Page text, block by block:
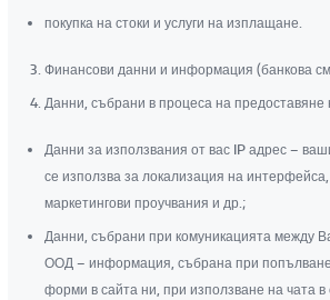
покупка на стоки и услуги на изплащане.
Финансови данни и информация (банкова
Данни, събрани в процеса на предоставяне
Данни за използвания от вас IP адрес –
се използва за локализация на интерфейса,
маркетингови проучвания и др.;
Данни, събрани при комуникацията между
ООД – информация, събрана при попълване
форми в сайта ни, при използване на чата в